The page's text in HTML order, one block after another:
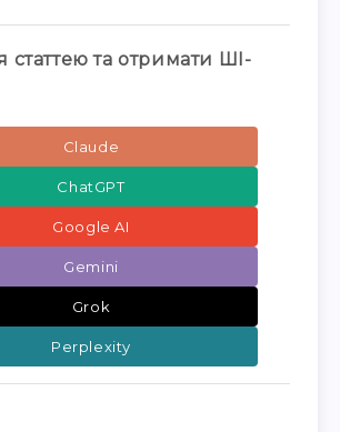
статтею та отримати ШІ-
Claude
ChatGPT
Google AI
Gemini
Grok
Perplexity